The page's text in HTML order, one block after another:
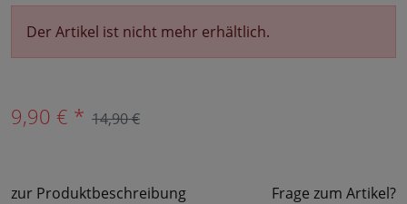
Der Artikel ist nicht mehr erhältlich.
9,90 € * 14,90 €
zur Produktbeschreibung Frage zum Artikel?